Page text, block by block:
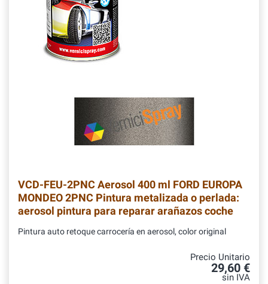
VCD-FEU-2PNC Aerosol 400 ml FORD EUROPA
MONDEO 2PNC Pintura metalizada o perlada:
aerosol pintura para reparar arañazos coche
Pintura auto retoque carrocería en aerosol, color original
Precio Unitario
29,60 €
sin IVA